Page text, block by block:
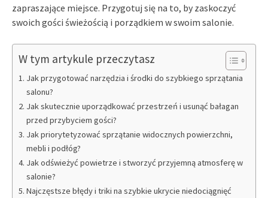
zapraszające miejsce. Przygotuj się na to, by zaskoczyć
swoich gości świeżością i porządkiem w swoim salonie.
W tym artykule przeczytasz
Jak przygotować narzędzia i środki do szybkiego sprzątania
salonu?
Jak skutecznie uporządkować przestrzeń i usunąć bałagan
przed przybyciem gości?
Jak priorytetyzować sprzątanie widocznych powierzchni,
mebli i podłóg?
Jak odświeżyć powietrze i stworzyć przyjemną atmosferę w
salonie?
Najczęstsze błędy i triki na szybkie ukrycie niedociągnięć